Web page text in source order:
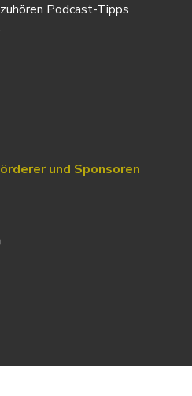
Podcast-Tipps
und Sponsoren